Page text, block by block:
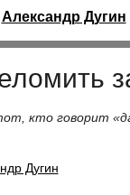
Александр Дугин
кто говорит
Дугин